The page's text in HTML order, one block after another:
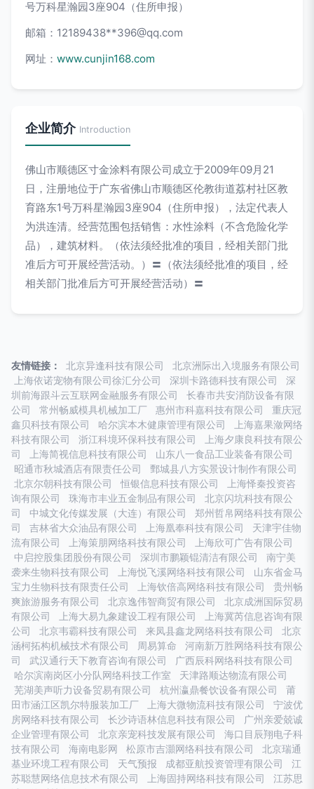
号万科星瀚园3座904（住所申报）
邮箱：12189438**396@qq.com
网址： www.cunjin168.com
企业简介 Introduction
佛山市顺德区寸金涂料有限公司成立于2009年09月21
日，注册地位于广东省佛山市顺德区伦教街道荔村社区教
育路东1号万科星瀚园3座904（住所申报），法定代表人
为洪连清。经营范围包括销售：水性涂料（不含危险化学
品），建筑材料。（依法须经批准的项目，经相关部门批
准后方可开展经营活动。）〓（依法须经批准的项目，经
相关部门批准后方可开展经营活动）〓
友情链接： 北京异逢科技有限公司
北京洲际出入境服务有限公司
上海依诺宠物有限公司徐汇分公司
深圳卡路德科技有限公司
深
圳前海跟斗云互联网金融服务有限公司
长春市共安消防设备有限
公司
常州畅威模具机械加工厂 惠州市科嘉科技有限公司
重庆冠
鑫贝科技有限公司
哈尔滨本木健康管理有限公司
上海嘉果潋网络
科技有限公司
浙江科境环保科技有限公司
上海夕康良科技有限公
司
上海简视信息科技有限公司
山东八一食品工业装备有限公司
昭通市秋城酒店有限责任公司
鄄城县八方实景设计制作有限公司
北京尔朝科技有限公司
恒银信息科技有限公司
上海怿秦投资咨
询有限公司
珠海市丰业五金制品有限公司
北京闪坑科技有限公
司
中城文化传媒发展（大连）有限公司
郑州哲帛网络科技有限公
司
吉林省大众油品有限公司 上海凰奉科技有限公司
天津宇佳物
流有限公司
上海策朋网络科技有限公司
上海欣可广告有限公司
中启控股集团股份有限公司
深圳市鹏颖锟清洁有限公司
南宁美
袭来生物科技有限公司
上海悦飞溪网络科技有限公司
山东省金马
宝力生物科技有限责任公司
上海钦倍高网络科技有限公司
贵州畅
爽旅游服务有限公司
北京逸伟智商贸有限公司
北京成洲国际贸易
有限公司
上海大易九象建设工程有限公司
上海冀芮信息咨询有限
公司
北京韦霸科技有限公司 来凤县鑫龙网络科技有限公司
北京
涵柯拓构机械技术有限公司
周易算命
河南新万胜网络科技有限公
司
武汉通行天下教育咨询有限公司
广西辰科网络科技有限公司
哈尔滨南岗区小分队网络科技工作室
天津路顺达物流有限公司
芜湖美声听力设备贸易有限公司
杭州瀛鼎餐饮设备有限公司
莆
田市涵江区凯尔特服装加工厂
上海大微物流科技有限公司
宁波优
房网络科技有限公司
长沙诗语林信息科技有限公司
广州亲爱兢诚
企业管理有限公司
北京亲宠科技发展有限公司
海口目辰翔电子科
技有限公司
海南电影网 松原市吉灝网络科技有限公司
北京瑞通
基业环境工程有限公司
天气预报 成都亚航投资管理有限公司
江
苏聪慧网络信息技术有限公司
上海固持网络科技有限公司
江苏思